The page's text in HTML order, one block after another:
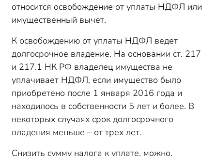
относится освобождение от уплаты НДФЛ или
имущественный вычет.
К освобождению от уплаты НДФЛ ведет
долгосрочное владение. На основании ст. 217
и 217.1 НК РФ владелец имущества не
уплачивает НДФЛ, если имущество было
приобретено после 1 января 2016 года и
находилось в собственности 5 лет и более. В
некоторых случаях срок долгосрочного
владения меньше – от трех лет.
Снизить сумму налога к уплате, можно,